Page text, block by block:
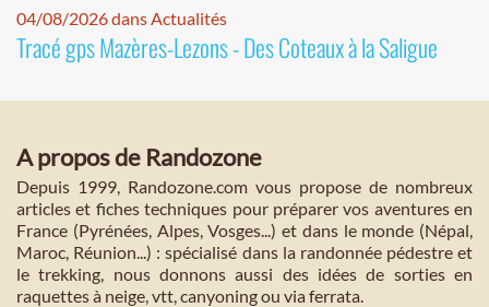
04/08/2026 dans Actualités
Tracé gps Mazères-Lezons - Des Coteaux à la Saligue
A propos de Randozone
Depuis 1999, Randozone.com vous propose de nombreux
articles et fiches techniques pour préparer vos aventures en
France (Pyrénées, Alpes, Vosges...) et dans le monde (Népal,
Maroc, Réunion...) : spécialisé dans la randonnée pédestre et
le trekking, nous donnons aussi des idées de sorties en
raquettes à neige, vtt, canyoning ou via ferrata.